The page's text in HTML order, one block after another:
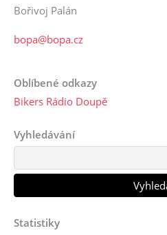
Bořivoj Palán
bopa@bopa.cz
Oblíbené odkazy
Bikers Rádio Doupě
Vyhledávání
Statistiky